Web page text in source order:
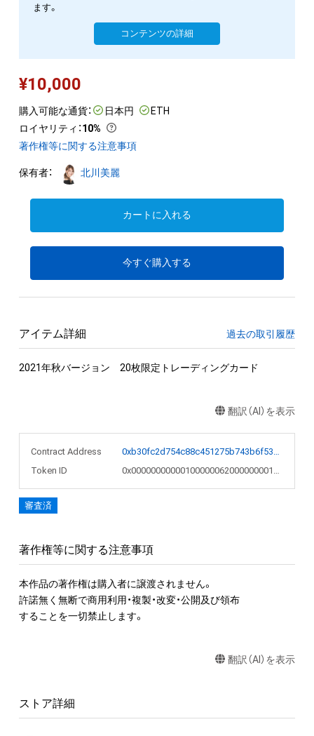
ます。
コンテンツの詳細
¥10,000
購入可能な通貨： 日本円
ETH
ロイヤリティ ：10%
著作権等に関する注意事項
保有者： 北川美麗
カートに入れる
今すぐ購入する
アイテム詳細 過去の取引履歴
2021年秋バージョン　20枚限定トレーディングカード
翻訳（AI）を表示
Contract Address
Token ID
審査済
著作権等に関する注意事項
本作品の著作権は購入者に譲渡されません。
許諾無く無断で商用利用・複製・改変・公開及び領布
することを一切禁止します。
翻訳（AI）を表示
ストア詳細